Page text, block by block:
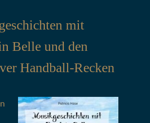
mit
Belle und den
Handball-Recken